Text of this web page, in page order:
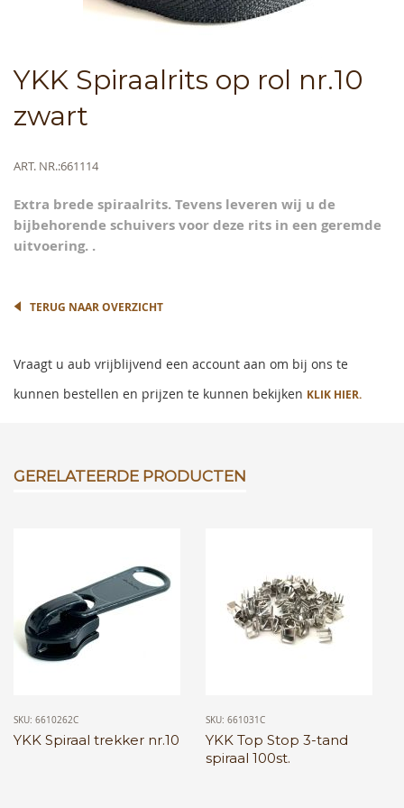
YKK Spiraalrits op rol nr.10
zwart
Meer
ART. NR.661114
Extra brede spiraalrits. Tevens leveren wij u de
bijbehorende schuivers voor deze rits in een geremde
uitvoering. .
to
gallery
TERUG NAAR OVERZICHT
Vraagt u aub vrijblijvend een account aan om bij ons te
kunnen bestellen en prijzen te kunnen bekijken KLIK HIER.
GERELATEERDE PRODUCTEN
SKU: 6610262C
YKK Spiraal trekker nr.10
SKU: 661031C
YKK Top Stop 3-tand
spiraal 100st.